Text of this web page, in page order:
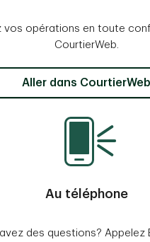
vos opérations en toute
CourtierWeb.
Aller dans CourtierWeb
Au téléphone
des questions? Appelez